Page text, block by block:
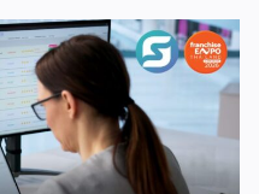
รคสำหรับผู้เริ่มต้นได้อย่างมี
การมีโมเดลธุรกิจที่ชัดเจน
รลดความเสี่ยงด้านการลงทุน
ำเป็นต้องเสียเวลาลองผิด
บบและผ่านการพิสูจน์ความ
งมีการจัดเตรียมอุปกรณ์
มคู่มือการปฏิบัติงานที่ชัดเจน